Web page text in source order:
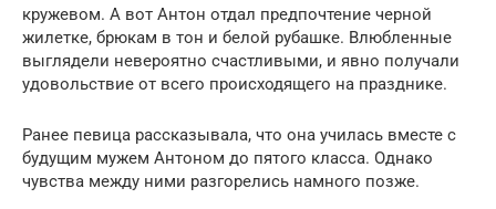
кружевом. А вот Антон отдал предпочтение черной
жилетке, брюкам в тон и белой рубашке. Влюбленные
выглядели невероятно счастливыми, и явно получали
удовольствие от всего происходящего на празднике.
Ранее певица рассказывала, что она училась вместе с
будущим мужем Антоном до пятого класса. Однако
чувства между ними разгорелись намного позже.